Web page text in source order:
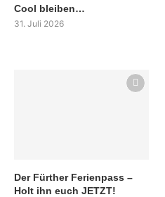
Cool bleiben…
31. Juli 2026
Der Fürther Ferienpass –
Holt ihn euch JETZT!